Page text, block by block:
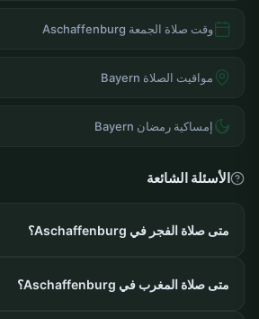
وقت صلاة الجمعة Aschaffenburg
مواقيت الصلاة Bayern
إمساكية رمضان Bayern
الأسئلة الشائعة
متى صلاة الفجر في Aschaffenburg؟
متى صلاة المغرب في Aschaffenburg؟